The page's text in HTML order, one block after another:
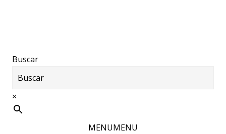
página
Buscar
×
MENUMENU